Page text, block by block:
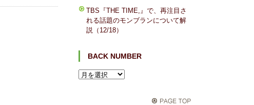
TBS『THE TIME,』で、再注目さ
れる話題のモンブランについて解
説（12/18）
BACK NUMBER